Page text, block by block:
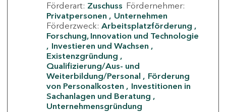
Förderart: Zuschuss Fördernehmer:
Privatpersonen
Unternehmen
Förderzweck: Arbeitsplatzförderung
Forschung, Innovation und Technologie
Investieren und Wachsen
Existenzgründung
Qualifizierung/Aus- und
Weiterbildung/Personal
Förderung
von Personalkosten
Investitionen in
Sachanlagen und Beratung
Unternehmensgründung